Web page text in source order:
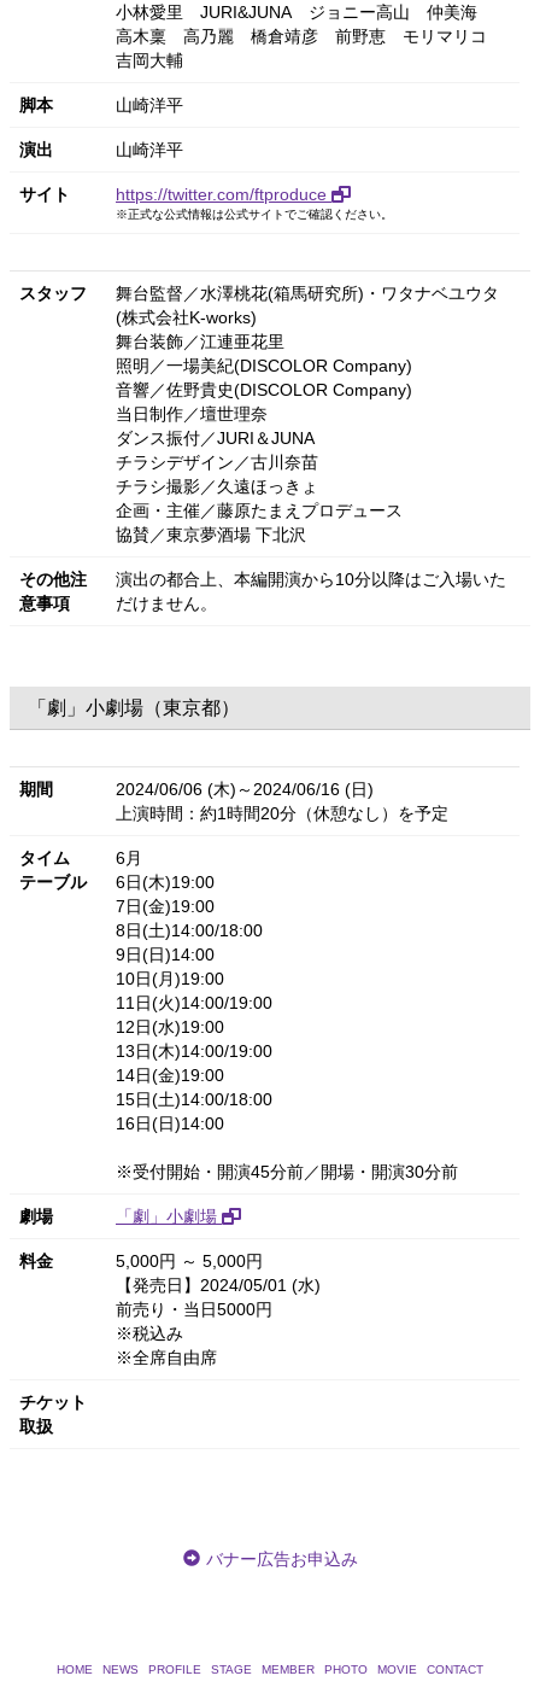
小林愛里
JURI&JUNA ジョニー高山
仲美海
高木稟
高乃麗 橋倉靖彦 前野恵
モリマリコ
吉岡大輔
脚本 山崎洋平
演出 山崎洋平
サイト https://twitter.com/ftproduce
※正式な公式情報は公式サイトでご確認ください。
スタッフ
舞台監督／水澤桃花(箱馬研究所)・ワタナベユウタ
(株式会社K-works)
舞台装飾／江連亜花里
照明／一場美紀(DISCOLOR Company)
音響／佐野貴史(DISCOLOR Company)
当日制作／壇世理奈
ダンス振付／JURI＆JUNA
チラシデザイン／古川奈苗
チラシ撮影／久遠ほっきょ
企画・主催／藤原たまえプロデュース
協賛／東京夢酒場 下北沢
その他注
意事項
演出の都合上、本編開演から10分以降はご入場いた
だけません。
「劇」小劇場（東京都）
期間
2024/06/06 (木)～2024/06/16 (日)
上演時間：約1時間20分（休憩なし）を予定
タイム
テーブル
6月
6日(木)19:00
7日(金)19:00
8日(土)14:00/18:00
9日(日)14:00
10日(月)19:00
11日(火)14:00/19:00
12日(水)19:00
13日(木)14:00/19:00
14日(金)19:00
15日(土)14:00/18:00
16日(日)14:00
※受付開始・開演45分前／開場・開演30分前
劇場 「劇」小劇場
料金
5,000円 ～ 5,000円
【発売日】2024/05/01 (水)
前売り・当日5000円
※税込み
※全席自由席
チケット
取扱
バナー広告お申込み
HOME NEWS PROFILE STAGE MEMBER PHOTO MOVIE CONTACT